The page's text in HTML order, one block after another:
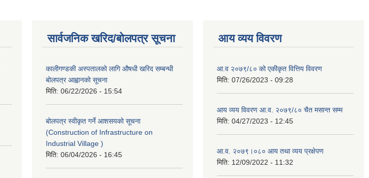
सार्वजनिक खरिद/बोलपत्र सूचना
कालीगण्डकी अस्पतालको लागि औषधी खरिद सम्बन्धी
बोलपत्र आह्वानको सूचना
मिति: 06/22/2026 - 15:54
बोलपत्र स्वीकृत गर्ने आशसयको सूचना
(Construction of Infrastructure on
Industrial Village )
मिति: 06/04/2026 - 16:45
आय व्यय विवरण
आ.व २०७९/८० को एकीकृत वित्तिय विवरण
मिति: 07/26/2023 - 09:28
आय व्यय विवरण आ.व. २०७९/८० चैत मसान्त सम्म
मिति: 04/27/2023 - 12:45
आ.व. २०७९।०८० आय तथा व्यय प्रक्षेपण
मिति: 12/09/2022 - 11:32